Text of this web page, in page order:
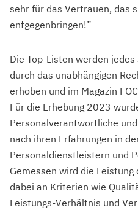
sehr für das Vertrauen, das
entgegenbringen!”
Die Top-Listen werden
durch das unabhängigen
erhoben und im Magazin
Für die Erhebung 2023
Personalverantwortliche
nach ihren Erfahrungen in
Personaldienstleistern und
Gemessen wird die
dabei an Kriterien wie
Leistungs-Verhältnis und